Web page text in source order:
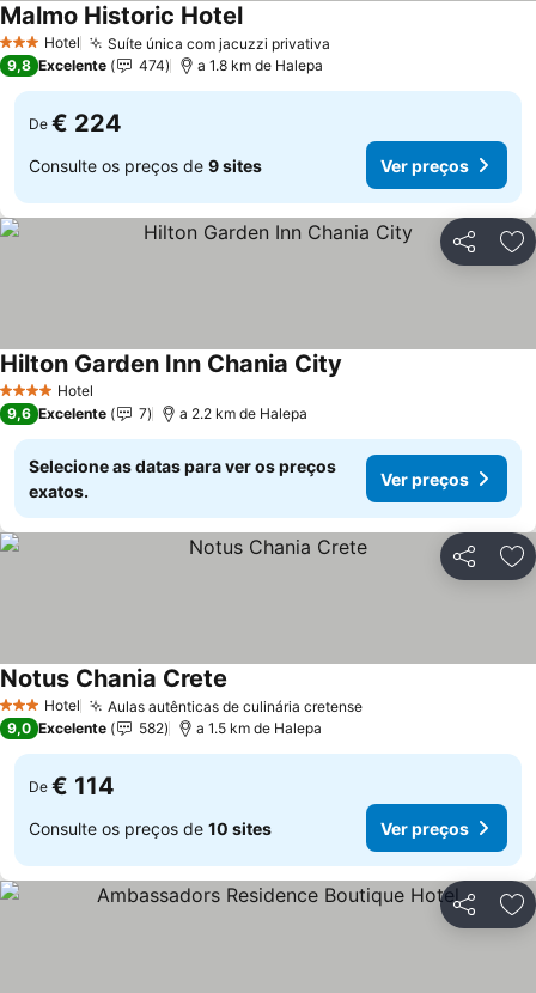
3 EstrelasHotel Suíte única com jacuzzi privativa
Malmo Historic HotelVer preços
9,8 Excelente 474 a 1.8 km de Halepa
De € 224
Consulte os preços de 9 sites Ver preços
Partilhar
4 EstrelasHotel
Hilton Garden Inn Chania City
9,6 Excelente 7 a 2.2 km de Halepa
Selecione as datas para ver os preços
exatos.
Ver preços
Partilhar
3 EstrelasHotel Aulas autênticas de culinária cretenseVer preços
Notus Chania Crete
9,0 Excelente 582 a 1.5 km de Halepa
De € 114
Consulte os preços de 10 sites Ver preços
Partilhar